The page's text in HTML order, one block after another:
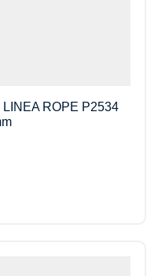
LINEA ROPE P2534